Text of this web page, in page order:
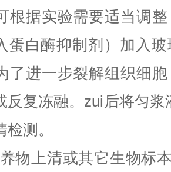
根据实验需要适当调
蛋白酶抑制剂）加入
了进一步裂解组织细
反复冻融。zui后将匀浆
测。
物上清或其它生物标